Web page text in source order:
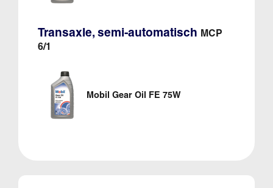
Transaxle, semi-automatisch MCP
6/1
Mobil Gear Oil FE 75W